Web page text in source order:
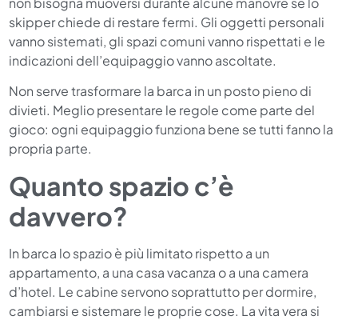
skipper chiede di restare fermi. Gli oggetti personali
vanno sistemati, gli spazi comuni vanno rispettati e le
indicazioni dell’equipaggio vanno ascoltate.
Non serve trasformare la barca in un posto pieno di
divieti. Meglio presentare le regole come parte del
gioco: ogni equipaggio funziona bene se tutti fanno la
propria parte.
Quanto spazio c’è
davvero?
In barca lo spazio è più limitato rispetto a un
appartamento, a una casa vacanza o a una camera
d’hotel. Le cabine servono soprattutto per dormire,
cambiarsi e sistemare le proprie cose. La vita vera si